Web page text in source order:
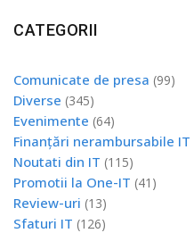
CATEGORII
Comunicate de presa (99)
Diverse (345)
Evenimente (64)
Finanțări nerambursabile IT
Noutati din IT (115)
Promotii la One-IT (41)
Review-uri (13)
Sfaturi IT (126)